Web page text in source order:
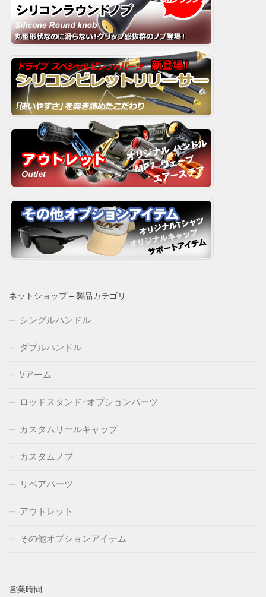
ネットショップ – 製品カテゴリ
シングルハンドル
ダブルハンドル
Vアーム
ロッドスタンド･オプションパーツ
カスタムリールキャップ
カスタムノブ
リペアパーツ
アウトレット
その他オプションアイテム
営業時間